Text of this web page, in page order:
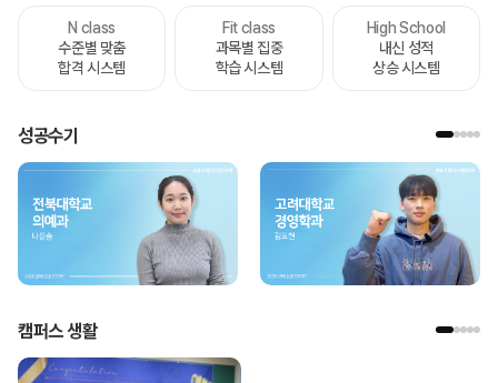
N class
수준별 맞춤
합격 시스템
Fit class
과목별 집중
학습 시스템
High School
내신 성적
상승 시스템
성공수기
캠퍼스 생활